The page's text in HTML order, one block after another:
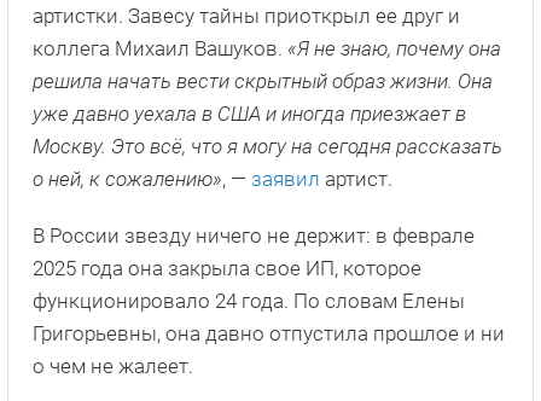
артистки. Завесу тайны приоткрыл ее друг и
коллега Михаил Вашуков. «Я не знаю, почему она
решила начать вести скрытный образ жизни. Она
уже давно уехала в США и иногда приезжает в
Москву. Это всё, что я могу на сегодня рассказать
о ней, к сожалению», — заявил артист.
В России звезду ничего не держит: в феврале
2025 года она закрыла свое ИП, которое
функционировало 24 года. По словам Елены
Григорьевны, она давно отпустила прошлое и ни
о чем не жалеет.